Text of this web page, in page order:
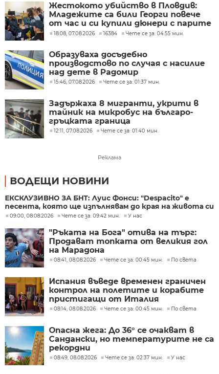
Жестокото убийство в Пловдив:
Младежите са били Георги повече
от час и си купили дюнери с парите
му
18:08, 07.08.2026 16384 Чете се за: 04:55 мин.
Образуваха досъдебно
производстово по случая с насилие
над дете в Радомир
15:46, 07.08.2026 Чете се за: 01:37 мин.
Задържаха 8 мигранти, укрити в
тайник на микробус на българо-
гръцката граница
12:11, 07.08.2026 Чете се за: 01:40 мин.
Реклама
ВОДЕЩИ НОВИНИ
ЕКСКЛУЗИВНО ЗА БНТ: Луис Фонси: "Despacito" е
песента, която ще изпълнявам до края на живота си
09:00, 08.08.2026 Чете се за: 09:42 мин. У нас
"Ръката на Бога" отива на търг:
Продават топката от великия гол
на Марадона
08:41, 08.08.2026 Чете се за: 00:45 мин. По света
Испания въведе временен граничен
контрол на полетите и корабите
пристигащи от Италия
08:14, 08.08.2026 Чете се за: 00:45 мин. По света
Опасна жега: До 36° се очакват в
Сандански, но температурите не са
рекордни
08:49, 08.08.2026 Чете се за: 02:37 мин. У нас